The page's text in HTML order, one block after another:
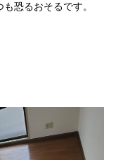
恐るおそるです。